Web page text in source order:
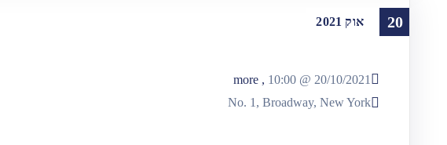
20 אוק 2021
20/10/2021 @
10:00
, more
No. 1, Broadway, New York